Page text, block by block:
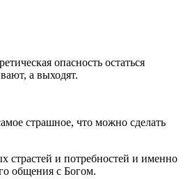
опасность остаться
а выходят.
страшное, что можно сделать
страстей и потребностей и именно
общения с Богом.